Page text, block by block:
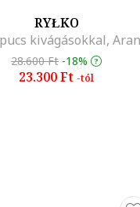
RYŁKO
28.600 Ft -18%
23.300 Ft -tól